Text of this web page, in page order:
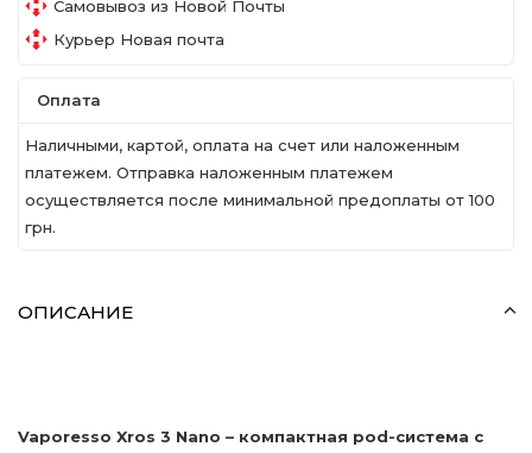
Самовывоз из Новой Почты
Курьер Новая почта
Оплата
Наличными, картой, оплата на счет или наложенным
платежем. Отправка наложенным платежем
осуществляется после минимальной предоплаты от 100
грн.
ОПИСАНИЕ
Vaporesso Xros 3 Nano – компактная pod-система с